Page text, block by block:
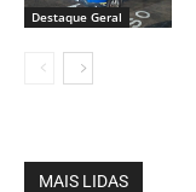
Destaque Geral
MAIS LIDAS